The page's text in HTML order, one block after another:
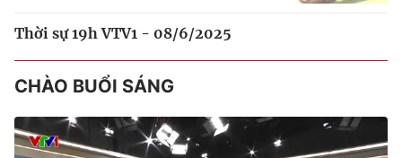
Thời sự 19h VTV1 - 08/6/2025
CHÀO BUỔI SÁNG